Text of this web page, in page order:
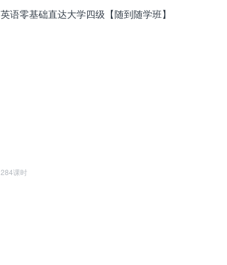
英语零基础直达大学四级【随到随学班】
284课时